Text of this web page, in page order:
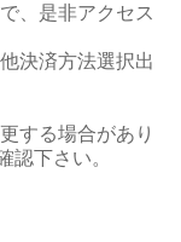
、是非アクセス
決済方法選択出
する場合があり
認下さい。